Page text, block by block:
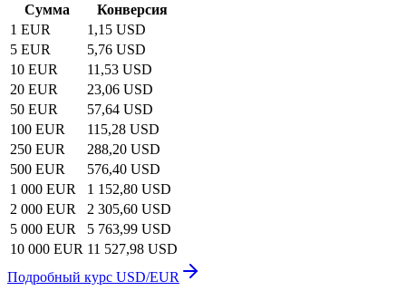
Сумма
Конверсия
1 EUR
1,15 USD
5 EUR
5,76 USD
10 EUR
11,53 USD
20 EUR
23,06 USD
50 EUR
57,64 USD
100 EUR
115,28 USD
250 EUR
288,20 USD
500 EUR
576,40 USD
1 000 EUR
1 152,80 USD
2 000 EUR
2 305,60 USD
5 000 EUR
5 763,99 USD
10 000 EUR 11 527,98 USD
Подробный курс USD/EUR